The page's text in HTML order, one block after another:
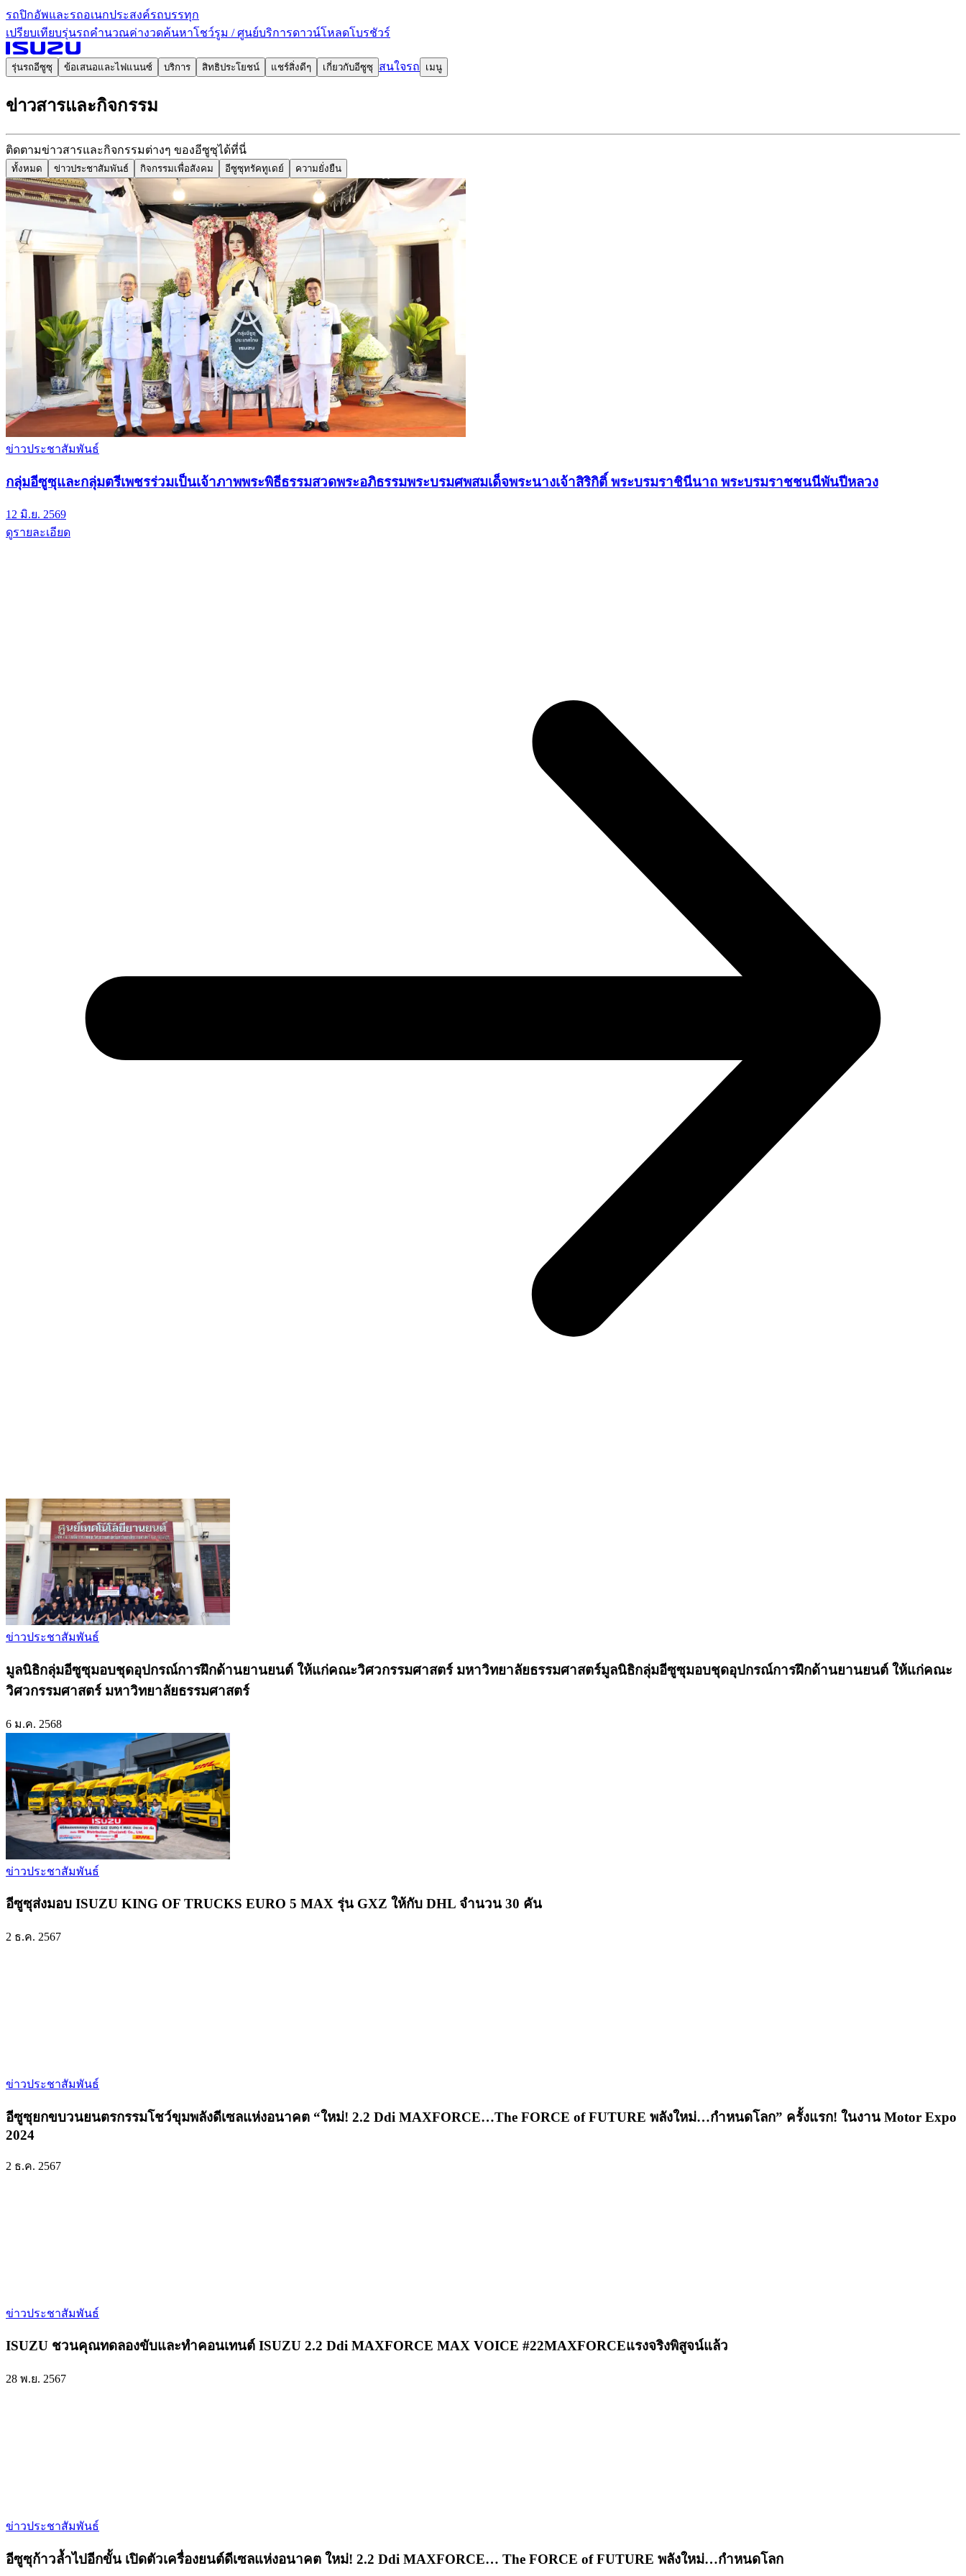
รถปิกอัพและรถอเนกประสงค์รถบรรทุก
เปรียบเทียบรุ่นรถคำนวณค่างวดค้นหาโชว์รูม / ศูนย์บริการดาวน์โหลดโบรชัวร์
รุ่นรถอีซูซุ ข้อเสนอและไฟแนนซ์ บริการ สิทธิประโยชน์ แชร์สิ่งดีๆ เกี่ยวกับอีซูซุ สนใจรถ เมนู
ข่าวสารและกิจกรรม
ติดตามข่าวสารและกิจกรรมต่างๆ ของอีซูซุได้ที่นี่
ทั้งหมด ข่าวประชาสัมพันธ์ กิจกรรมเพื่อสังคม อีซูซุทรัคทูเดย์ ความยั่งยืน
ข่าวประชาสัมพันธ์
กลุ่มอีซูซุและกลุ่มตรีเพชรร่วมเป็นเจ้าภาพพระพิธีธรรมสวดพระอภิธรรมพระบรมศพสมเด็จพระนางเจ้าสิริกิติ์ พระบรมราชินีนาถ พระบรมราชชนนีพันปีหลวง
12 มิ.ย. 2569
ดูรายละเอียด
ข่าวประชาสัมพันธ์
มูลนิธิกลุ่มอีซูซุมอบชุดอุปกรณ์การฝึกด้านยานยนต์ ให้แก่คณะวิศวกรรมศาสตร์ มหาวิทยาลัยธรรมศาสตร์มูลนิธิกลุ่มอีซูซุมอบชุดอุปกรณ์การฝึกด้านยานยนต์ ให้แก่คณะ
วิศวกรรมศาสตร์ มหาวิทยาลัยธรรมศาสตร์
6 ม.ค. 2568
ข่าวประชาสัมพันธ์
อีซูซุส่งมอบ ISUZU KING OF TRUCKS EURO 5 MAX รุ่น GXZ ให้กับ DHL จำนวน 30 คัน
2 ธ.ค. 2567
ข่าวประชาสัมพันธ์
อีซูซุยกขบวนยนตรกรรมโชว์ขุมพลังดีเซลแห่งอนาคต “ใหม่! 2.2 Ddi MAXFORCE…The FORCE of FUTURE พลังใหม่…กำหนดโลก” ครั้งแรก! ในงาน Motor Expo
2024
2 ธ.ค. 2567
ข่าวประชาสัมพันธ์
ISUZU ชวนคุณทดลองขับและทำคอนเทนต์ ISUZU 2.2 Ddi MAXFORCE MAX VOICE #22MAXFORCEแรงจริงพิสูจน์แล้ว
28 พ.ย. 2567
ข่าวประชาสัมพันธ์
อีซูซุก้าวล้ำไปอีกขั้น เปิดตัวเครื่องยนต์ดีเซลแห่งอนาคต ใหม่! 2.2 Ddi MAXFORCE… The FORCE of FUTURE พลังใหม่…กำหนดโลก